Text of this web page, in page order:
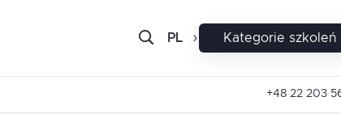
PL EN Kategorie szkoleń
+48 22 203